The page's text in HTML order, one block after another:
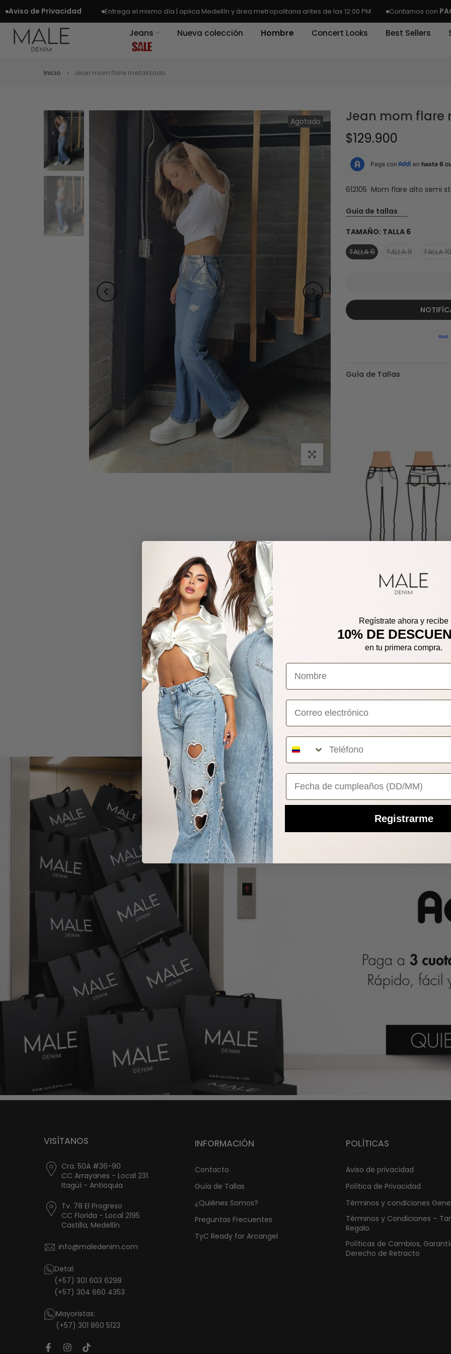
Ir
al
contenido
de Privacidad Entrega el mismo día | aplica Medellín y área metropolitana antes de las 12:00 PM Contamos conPAGO
Jeans Nueva colección Hombre Concert Looks Best Sellers
Inicio Jean mom flare metalizado
Agotado
Haz clic para ampliar
Jean mom flare
$129.900
612105 Mom flare alto semi
Guía de tallas
TAMAÑO: TALLA 6
TALLA 6
TALLA 8 TALLA 10
Guía de Tallas
Cuidados de la prenda
Reseñas de Clientes
Sé el primero en escribir una reseña
VISÍTANOS
Cra. 50A #36-90
CC Arrayanes - Local 231
Itagüí - Antioquia
Tv. 78 El Progreso
CC Florida - Local 2195
Castilla, Medellín
info@maledenim.com
Detal:
(+57) 301 603 6298
(+57) 304 660 4353
Mayoristas:
(+57) 301 860 5123
INFORMACIÓN
Contacto
Guía de Tallas
¿Quiénes Somos?
Preguntas Frecuentes
TyC Ready for Arcangel
POLÍTICAS
Aviso de privacidad
Política de Privacidad
Términos y condiciones
Términos y Condiciones –
Regalo
Políticas de Cambios,
Derecho de Retracto
Regístrate ahora y recibe
10% DE
en tu primera compra.
Correo electrónico
Your Birthday
Registrarme